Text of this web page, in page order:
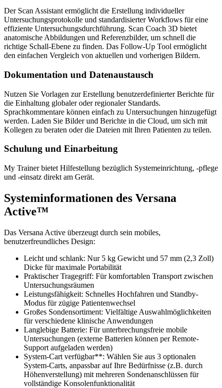
Der Scan Assistant ermöglicht die Erstellung individueller
Untersuchungsprotokolle und standardisierter Workflows für eine
effiziente Untersuchungsdurchführung. Scan Coach 3D bietet
anatomische Abbildungen und Referenzbilder, um schnell die
richtige Schall-Ebene zu finden. Das Follow-Up Tool ermöglicht
den einfachen Vergleich von aktuellen und vorherigen Bildern.
Dokumentation und Datenaustausch
Nutzen Sie Vorlagen zur Erstellung benutzerdefinierter Berichte für
die Einhaltung globaler oder regionaler Standards.
Sprachkommentare können einfach zu Untersuchungen hinzugefügt
werden. Laden Sie Bilder und Berichte in die Cloud, um sich mit
Kollegen zu beraten oder die Dateien mit Ihren Patienten zu teilen.
Schulung und Einarbeitung
My Trainer bietet Hilfestellung bezüglich Systemeinrichtung, -pflege
und -einsatz direkt am Gerät.
Systeminformationen des Versana
Active™
Das Versana Active überzeugt durch sein mobiles,
benutzerfreundliches Design:
Leicht und schlank: Nur 5 kg Gewicht und 57 mm (2,3 Zoll)
Dicke für maximale Portabilität
Praktischer Tragegriff: Für komfortablen Transport zwischen
Untersuchungsräumen
Leistungsfähigkeit: Schnelles Hochfahren und Standby-
Modus für zügige Patientenwechsel
Großes Sondensortiment: Vielfältige Auswahlmöglichkeiten
für verschiedene klinische Anwendungen
Langlebige Batterie: Für unterbrechungsfreie mobile
Untersuchungen (externe Batterien können per Remote-
Support aufgeladen werden)
System-Cart verfügbar**: Wählen Sie aus 3 optionalen
System-Carts, anpassbar auf Ihre Bedürfnisse (z.B. durch
Höhenverstellung) mit mehreren Sondenanschlüssen für
vollständige Konsolenfunktionalität